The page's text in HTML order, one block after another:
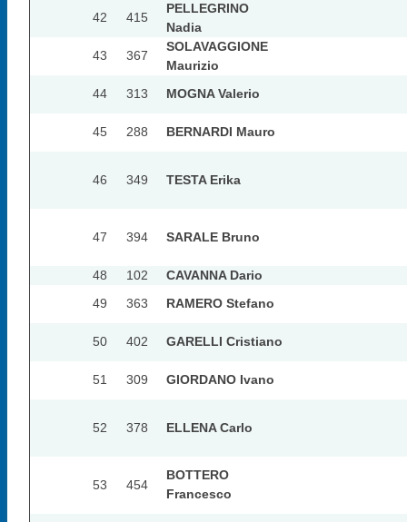
42 415
PELLEGRINO
Nadia
43
367
SOLAVAGGIONE
Maurizio
44
313 MOGNA Valerio
45 288 BERNARDI Mauro
46 349 TESTA Erika
47 394 SARALE Bruno
48 102
CAVANNA Dario
49
363 RAMERO Stefano
50 402 GARELLI Cristiano
51 309 GIORDANO Ivano
52 378 ELLENA Carlo
53 454
BOTTERO
Francesco